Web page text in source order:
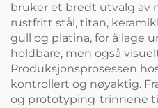
bruker et bredt utvalg av
rustfritt stål, titan,
gull og platina, for å lage
holdbare, men også
Produksjonsprosessen
kontrollert og nøyaktig.
og prototyping-trinnene